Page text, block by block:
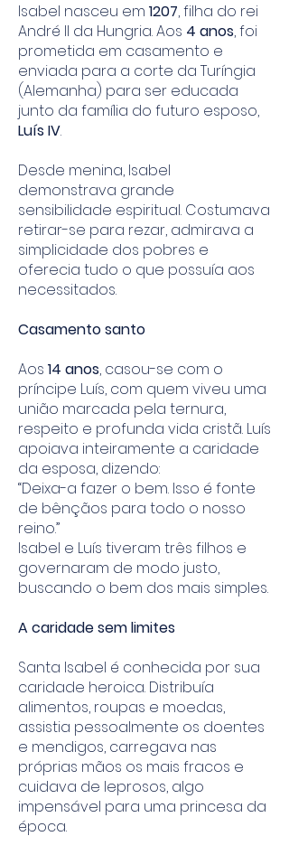
Isabel nasceu em 1207, filha do rei
André II da Hungria. Aos 4 anos, foi
prometida em casamento e
enviada para a corte da Turíngia
(Alemanha) para ser educada
junto da família do futuro esposo,
Luís IV.
Desde menina, Isabel
demonstrava grande
sensibilidade espiritual. Costumava
retirar-se para rezar, admirava a
simplicidade dos pobres e
oferecia tudo o que possuía aos
necessitados.
Casamento santo
Aos 14 anos, casou-se com o
príncipe Luís, com quem viveu uma
união marcada pela ternura,
respeito e profunda vida cristã. Luís
apoiava inteiramente a caridade
da esposa, dizendo:
“Deixa-a fazer o bem. Isso é fonte
de bênçãos para todo o nosso
reino.”
Isabel e Luís tiveram três filhos e
governaram de modo justo,
buscando o bem dos mais simples.
A caridade sem limites
Santa Isabel é conhecida por sua
caridade heroica. Distribuía
alimentos, roupas e moedas,
assistia pessoalmente os doentes
e mendigos, carregava nas
próprias mãos os mais fracos e
cuidava de leprosos, algo
impensável para uma princesa da
época.